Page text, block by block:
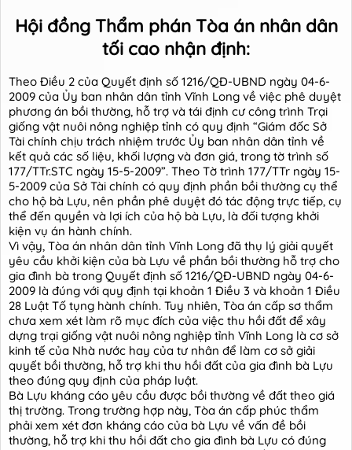
Hội đồng Thẩm phán Tòa án nhân dân
tối cao nhận định:
Theo Điều 2 của Quyết định số 1216/QĐ-UBND ngày 04-6-
2009 của Ủy ban nhân dân tỉnh Vĩnh Long về việc phê duyệt
phương án bồi thường, hỗ trợ và tái định cư công trình Trại
giống vật nuôi nông nghiệp tỉnh có quy định “Giám đốc Sở
Tài chính chịu trách nhiệm trước Ủy ban nhân dân tỉnh về
kết quả các số liệu, khối lượng và đơn giá, trong tờ trình số
177/TTr.STC ngày 15-5-2009”. Theo Tờ trình 177/TTr ngày 15-
5-2009 của Sở Tài chính có quy định phần bồi thường cụ thể
cho hộ bà Lựu, nên phần phê duyệt đó tác động trực tiếp, cụ
thể đến quyền và lợi ích của hộ bà Lựu, là đối tượng khởi
kiện vụ án hành chính.
Vì vậy, Tòa án nhân dân tỉnh Vĩnh Long đã thụ lý giải quyết
yêu cầu khởi kiện của bà Lựu về phần bồi thường hỗ trợ cho
gia đình bà trong Quyết định số 1216/QĐ-UBND ngày 04-6-
2009 là đúng với quy định tại khoản 1 Điều 3 và khoản 1 Điều
28 Luật Tố tụng hành chính. Tuy nhiên, Tòa án cấp sơ thẩm
chưa xem xét làm rõ mục đích của việc thu hồi đất để xây
dựng trại giống vật nuôi nông nghiệp tỉnh Vĩnh Long là cơ sở
kinh tế của Nhà nước hay của tư nhân để làm cơ sở giải
quyết bồi thường, hỗ trợ khi thu hồi đất của gia đình bà Lựu
theo đúng quy định của pháp luật.
Bà Lựu kháng cáo yêu cầu được bồi thường về đất theo giá
thị trường. Trong trường hợp này, Tòa án cấp phúc thẩm
phải xem xét đơn kháng cáo của bà Lựu về vấn đề bồi
thường, hỗ trợ khi thu hồi đất cho gia đình bà Lựu có đúng